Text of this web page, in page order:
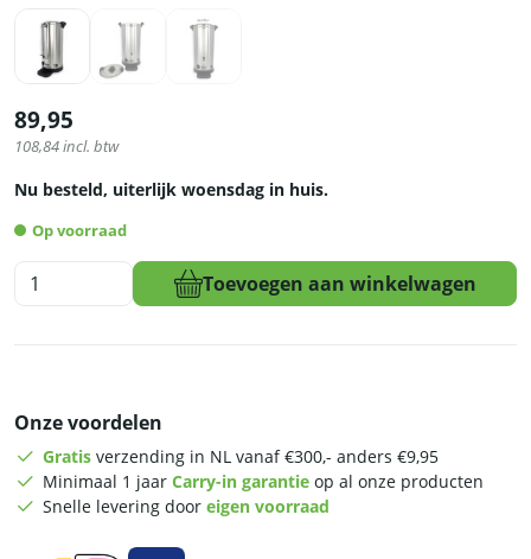
89,95
108,84incl. btw
Nu besteld, uiterlijk woensdag in huis.
Op voorraad
HCB
Waterboiler
-
23,6
liter
Toevoegen aan winkelwagen
Onze voordelen
Gratis verzending in NL vanaf €300,- anders €9,95
Minimaal 1 jaar Carry-in garantie op al onze producten
Snelle levering door eigen voorraad